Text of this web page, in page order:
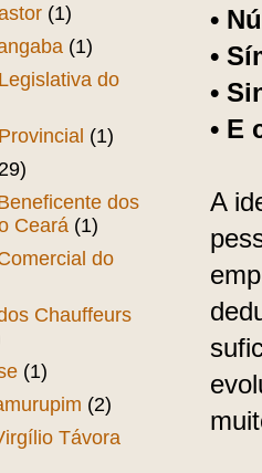
•
•
•
• E
A
(1)
(1)
do
(1)
dos
Ceará (1)
do
Chauffeurs
(1)
(2)
Távora